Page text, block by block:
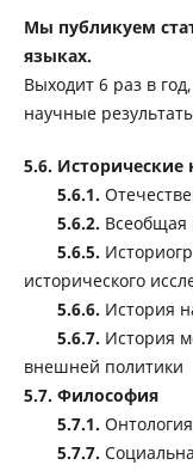
Мы публикуем
языках.
Выходит 6 раз в
научные
5.6. Исторические
5.6.1.
5.6.2. Всеобщая
5.6.5.
исторического
5.6.6. История
5.6.7. История
внешней политики
5.7. Философия
5.7.1.
5.7.7.